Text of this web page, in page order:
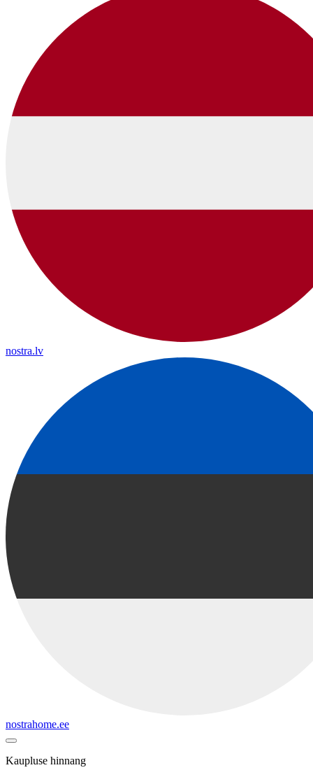
nostra.lv
nostrahome.ee
Kaupluse hinnang